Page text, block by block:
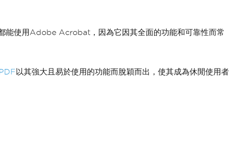
能使用Adobe Acrobat，因為它因其全面的功能和可靠性而常
以其強大且易於使用的功能而脫穎而出，使其成為休閒使用者